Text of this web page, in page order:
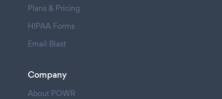
Plans & Pricing
HIPAA Forms
Email Blast
Company
About POWR